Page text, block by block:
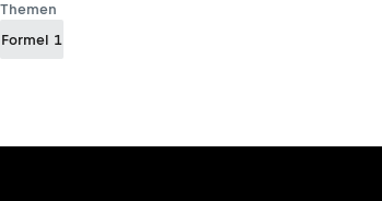
Themen
Formel 1